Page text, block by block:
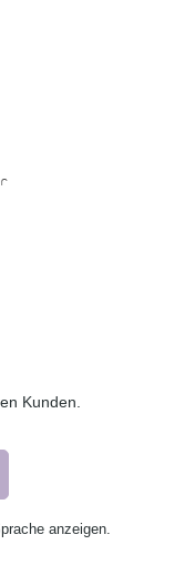
5 Sternen
Kunden.
anzeigen.